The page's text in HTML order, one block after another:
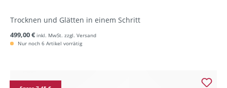
Trocknen und Glätten in einem Schritt
499,00 € inkl. MwSt. zzgl. Versand
Nur noch 6 Artikel vorrätig